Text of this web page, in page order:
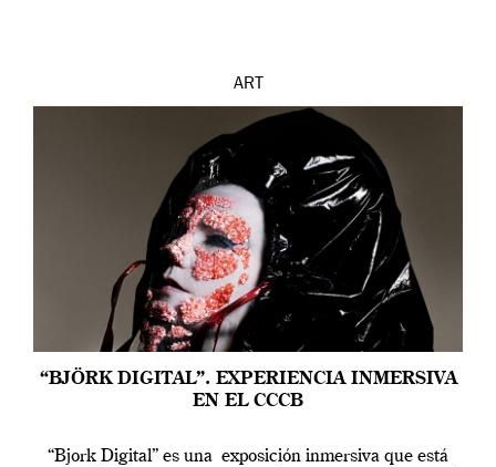
ART
“BJÖRK DIGITAL”. EXPERIENCIA INMERSIVA
EN EL CCCB
“Bjork Digital” es una exposición inmersiva que está